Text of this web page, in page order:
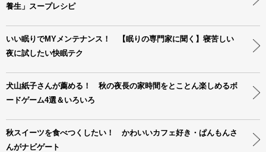
養生」スープレシピ
いい眠りでMYメンテナンス！ 【眠りの専門家に聞く】寝苦しい
夜に試したい快眠テク
犬山紙子さんが薦める！ 秋の夜長の家時間をとことん楽しめるボ
ードゲーム4選＆いろいろ
秋スイーツを食べつくしたい！ かわいいカフェ好き・ぱんもんさ
んがナビゲート